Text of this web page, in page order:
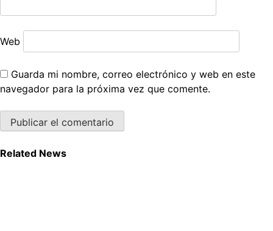
Web
Guarda mi nombre, correo electrónico y web en este
navegador para la próxima vez que comente.
Related News